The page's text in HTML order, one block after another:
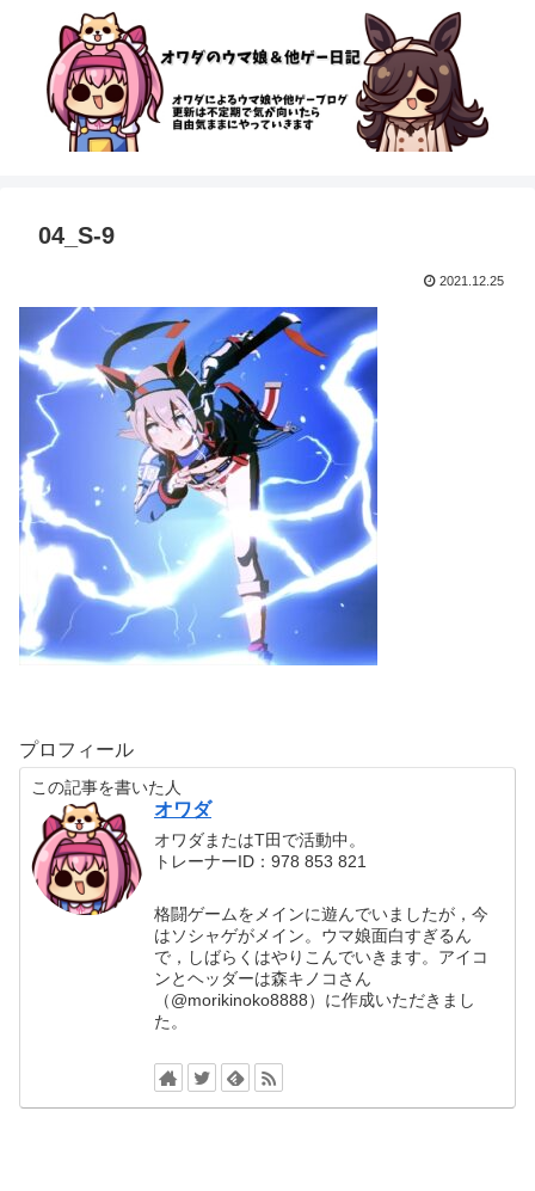
04_S-9
2021.12.25
プロフィール
この記事を書いた人
オワダ
オワダまたはT田で活動中。
トレーナーID：978 853 821
格闘ゲームをメインに遊んでいましたが，今
はソシャゲがメイン。ウマ娘面白すぎるん
で，しばらくはやりこんでいきます。アイコ
ンとヘッダーは森キノコさん
（@morikinoko8888）に作成いただきまし
た。